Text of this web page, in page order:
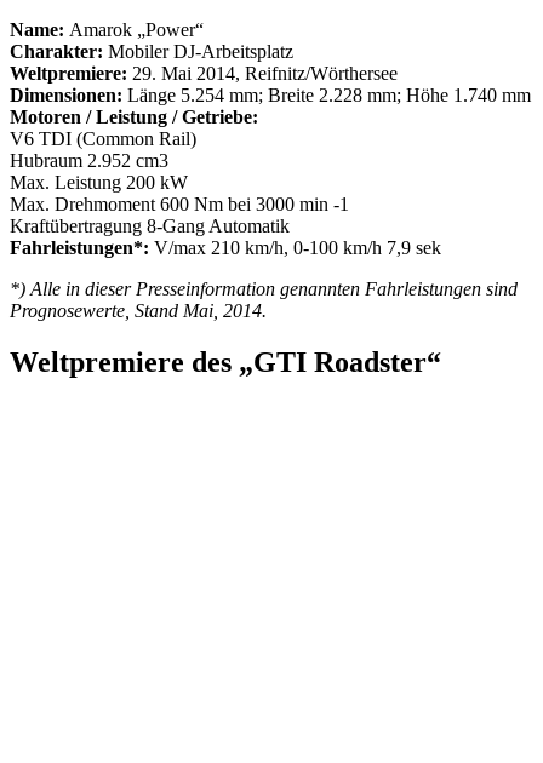
Name: Amarok „Power“
Charakter: Mobiler DJ-Arbeitsplatz
Weltpremiere: 29. Mai 2014, Reifnitz/Wörthersee
Dimensionen: Länge 5.254 mm; Breite 2.228 mm; Höhe 1.740 mm
Motoren / Leistung / Getriebe:
V6 TDI (Common Rail)
Hubraum 2.952 cm3
Max. Leistung 200 kW
Max. Drehmoment 600 Nm bei 3000 min -1
Kraftübertragung 8-Gang Automatik
Fahrleistungen*: V/max 210 km/h, 0-100 km/h 7,9 sek
*) Alle in dieser Presseinformation genannten Fahrleistungen sind
Prognosewerte, Stand Mai, 2014.
Weltpremiere des „GTI Roadster“